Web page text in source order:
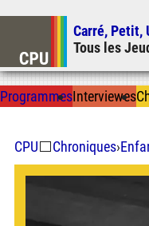
Carré, Petit,
Tous les
ProgrammesInterviewes
CPU⬜Chroniques›